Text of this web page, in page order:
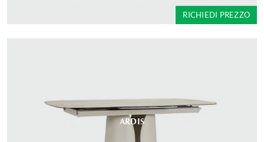
RICHIEDI PREZZO
ARDIS